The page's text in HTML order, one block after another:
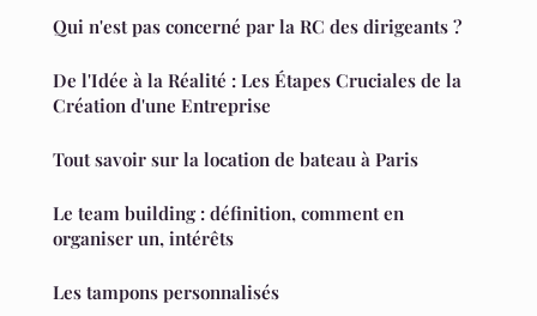
Qui n'est pas concerné par la RC des dirigeants ?
De l'Idée à la Réalité : Les Étapes Cruciales de la
Création d'une Entreprise
Tout savoir sur la location de bateau à Paris
Le team building : définition, comment en
organiser un, intérêts
Les tampons personnalisés